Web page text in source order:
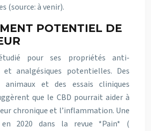
(source: à venir).
POTENTIEL DE
pour ses propriétés anti-
analgésiques potentielles. Des
et des essais cliniques
que le CBD pourrait aider à
chronique et l’inflammation. Une
2020 dans la revue *Pain* (